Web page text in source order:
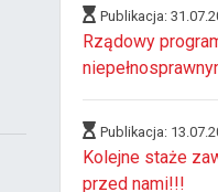
Publikacja:
Rządowy
Publikacja:
Kolejne staże
przed nami!!!